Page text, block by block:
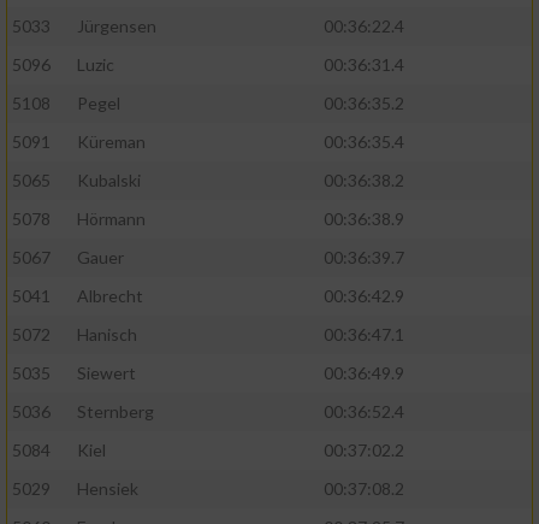
5033
Jürgensen
00:36:22.4
5096
Luzic
00:36:31.4
5108
Pegel
00:36:35.2
5091
Küreman
00:36:35.4
5065
Kubalski
00:36:38.2
5078
Hörmann
00:36:38.9
5067
Gauer
00:36:39.7
5041
Albrecht
00:36:42.9
5072
Hanisch
00:36:47.1
5035
Siewert
00:36:49.9
5036
Sternberg
00:36:52.4
5084
Kiel
00:37:02.2
5029
Hensiek
00:37:08.2